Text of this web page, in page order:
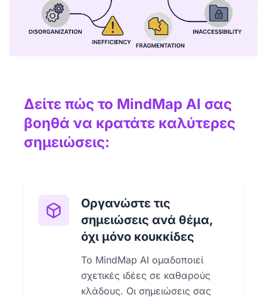
Δείτε πώς το MindMap AI σας
βοηθά να κρατάτε καλύτερες
σημειώσεις:
Οργανώστε τις
σημειώσεις ανά θέμα,
όχι μόνο κουκκίδες
Το MindMap AI ομαδοποιεί
σχετικές ιδέες σε καθαρούς
κλάδους. Οι σημειώσεις σας